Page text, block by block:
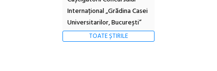
Internațional „Grădina Casei
Universitarilor, București”
TOATE ȘTIRILE